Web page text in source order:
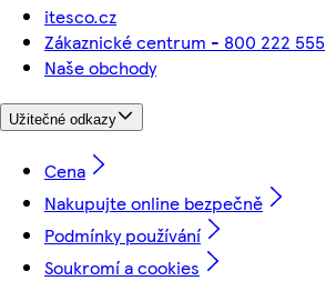
itesco.cz
Zákaznické centrum - 800 222 555
Naše obchody
Užitečné odkazy
Cena
Nakupujte online bezpečně
Podmínky používání
Soukromí a cookies